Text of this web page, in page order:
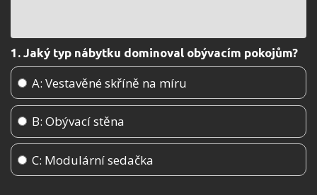
1. Jaký typ nábytku dominoval obývacím pokojům?
A: Vestavěné skříně na míru
B: Obývací stěna
C: Modulární sedačka